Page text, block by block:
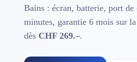
📱 Réparation téléphone par marque
📍 LOCALITÉS DESSERVIES
Bains : écran, batterie, port
minutes, garantie 6 mois sur
dès CHF 269.–.